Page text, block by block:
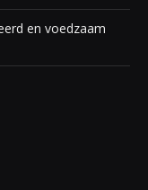
en voedzaam